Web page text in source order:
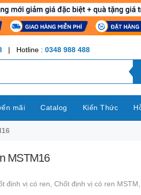
| Hotline : 0348 988 488
mãi Catalog Kiến Thức
MSTM16
định vị có ren, Chốt định vị có ren